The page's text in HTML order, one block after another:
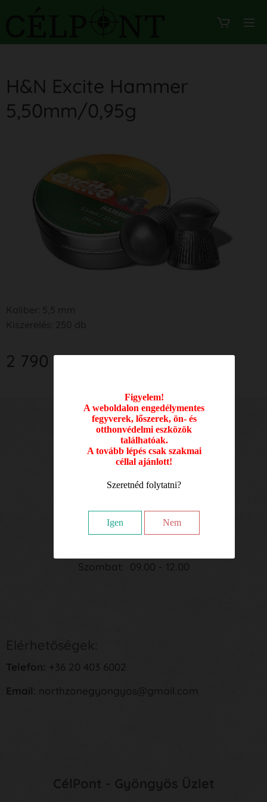
Figyelem!
A weboldalon engedélymentes
fegyverek, lőszerek, ön- és
otthonvédelmi eszközök
találhatóak.
A tovább lépés csak szakmai
céllal ajánlott!
Szeretnéd folytatni?
Igen Nem
H&N Excite Hammer
5,50mm/0,95g
2 790 Ft
Nyitvatartási idő:
Hétfő: 09.00 - 17.00
Kedd: 09.00 - 17.00
Csütörtök: 09.00 - 17.00
Szombat: 09.00 - 12.00
Elérhetőségek:
Telefon: +36 20 403 6002
Email : northzonegyongyos@gmail.com
CélPont - Gyöngyös Üzlet